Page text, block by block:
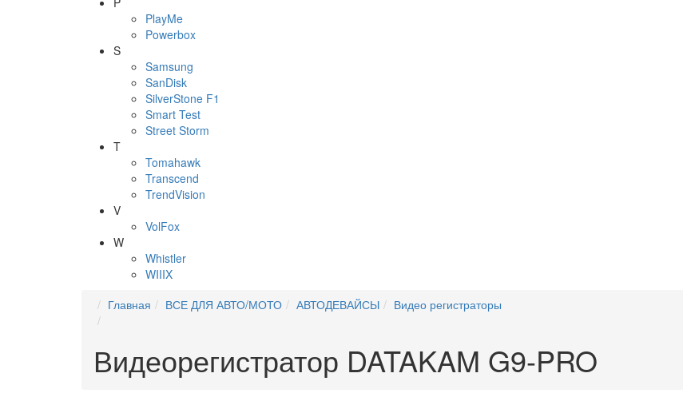
PlayMe
Powerbox
S
Samsung
SanDisk
SilverStone F1
Smart Test
Street Storm
T
Tomahawk
Transcend
TrendVision
V
VolFox
W
Whistler
WIIIX
Главная ВСЕ ДЛЯ АВТО/МОТО АВТОДЕВАЙСЫ Видео регистраторы
Видеорегистратор DATAKAM G9-PRO